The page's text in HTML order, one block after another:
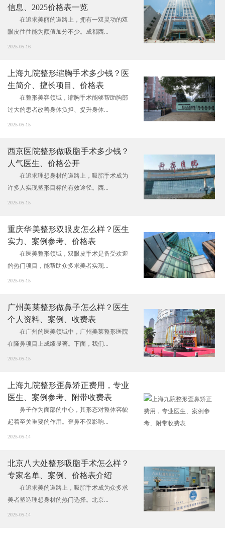
信息、2025价格表一览
在追求美丽的道路上，拥有一双灵动的双
眼皮往往能为颜值加分不少。成都西...
2025-05-16
上海九院整形缩胸手术多少钱？医
生简介、擅长项目、价格表
在整形美容领域，缩胸手术能够帮助胸部
过大的患者改善身体负担、提升身体...
2025-05-15
西京医院整形做吸脂手术多少钱？
人气医生、价格公开
在追求理想身材的道路上，吸脂手术成为
许多人实现塑形目标的有效途径。西...
2025-05-15
重庆华美整形双眼皮怎么样？医生
实力、案例参考、价格表
在医美整形领域，双眼皮手术是备受欢迎
的热门项目，能帮助众多求美者实现...
2025-05-15
广州美莱整形做鼻子怎么样？医生
个人资料、案例、收费表
在广州的医美领域中，广州美莱整形医院
在隆鼻项目上成绩显著。下面，我们...
2025-05-15
上海九院整形歪鼻矫正费用，专业
医生、案例参考、附带收费表
鼻子作为面部的中心，其形态对整体容貌
起着至关重要的作用。歪鼻不仅影响...
2025-05-14
北京八大处整形吸脂手术怎么样？
专家名单、案例、价格表介绍
在追求美的道路上，吸脂手术成为众多求
美者塑造理想身材的热门选择。北京...
2025-05-14